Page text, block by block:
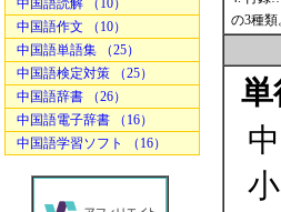
中国語読解 （10）
中国語作文 （10）
中国語単語集 （25）
中国語検定対策 （25）
中国語辞書 （26）
中国語電子辞書 （16）
中国語学習ソフト （16）
の3種類
単